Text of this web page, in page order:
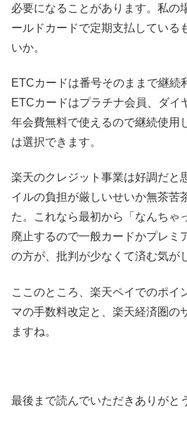
必要になることがあります。私の
ールドカードで定期支払している
いか。
ETCカードは番号そのままで継続
ETCカードはプラチナ会員、ダイ
年会費無料で使えるので継続使用
は選択できます。
楽天のクレジット事業は好調だと
イルの負担が厳しいせいか無茶苦
た。これなら最初から「なんちゃ
廃止するので一般カードかプレミ
の方が、批判が少なくて済む気が
ここのところ、楽天ペイでのポイ
マの手数料改定と、楽天経済圏の
ますね。
最後まで読んでいただきありがと